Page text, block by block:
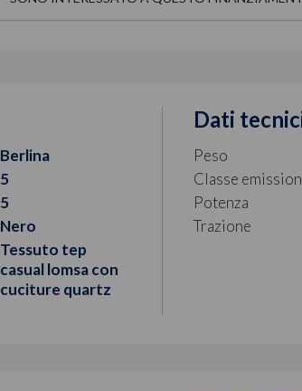
Berlina
5
5
Nero
Tessuto tep
casual lomsa con
cuciture quartz
Dati
Peso
Classe
Potenza
Trazione